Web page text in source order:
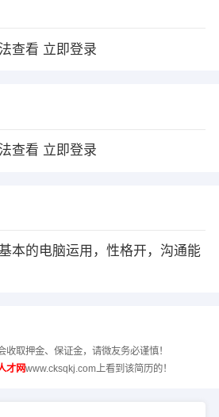
查看 立即登录
查看 立即登录
本的电脑运用，性格开，沟通能
取押金、保证金，请微友务必谨慎！
才网www.cksqkj.com上看到该简历的！